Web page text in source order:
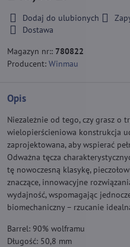
Dodaj do ulubionych
Dostawa
Magazyn nr:: 780822
Producent: Winmau
Opis
Niezależnie od tego, czy grasz o
wielopierścieniowa konstrukcja
zaprojektowana, aby wspierać
Odważna tęcza
tę nowoczesną klasykę,
znaczące, innowacyjne
wydajność, wspomagając
biomechaniczny – rzucanie
Barrel: 90% wolframu
Długość: 50,8 mm